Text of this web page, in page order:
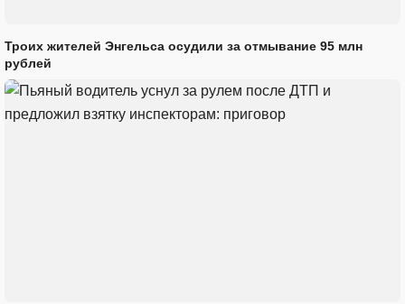
Троих жителей Энгельса осудили за отмывание 95 млн
рублей